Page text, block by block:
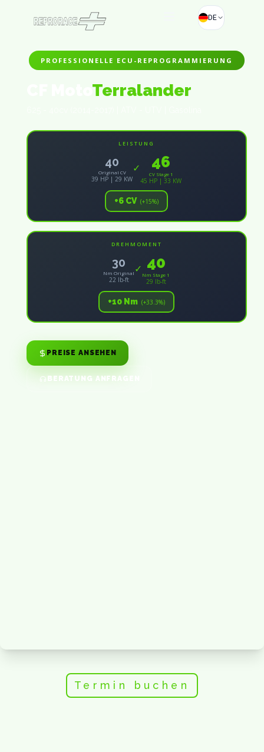
DE
PROFESSIONELLE ECU-REPROGRAMMIERUNG
Terralander
LEISTUNG
40
Original CV
39 HP | 29 KW
✓ 46
CV Stage 1
45 HP | 33 KW
+6 CV (+15%)
DREHMOMENT
30
Nm Original
22 lb-ft
✓ 40
Nm Stage 1
29 lb-ft
+10 Nm (+33.3%)
PREISE ANSEHEN
BERATUNG ANFRAGEN
Termin buchen